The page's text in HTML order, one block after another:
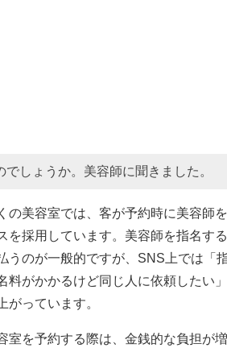
しょうか。美容師に聞きました。
の美容室では、客が予約時に美容師
を採用しています。美容師を指名す
うのが一般的ですが、SNS上では「
料がかかるけど同じ人に依頼したい
がっています。
室を予約する際は、金銭的な負担が